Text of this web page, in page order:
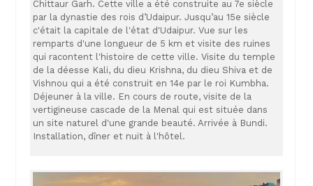
Chittaur Garh. Cette ville a été construite au 7e siècle
par la dynastie des rois d’Udaipur. Jusqu’au 15e siècle
c'était la capitale de l'état d'Udaipur. Vue sur les
remparts d'une longueur de 5 km et visite des ruines
qui racontent l'histoire de cette ville. Visite du temple
de la déesse Kali, du dieu Krishna, du dieu Shiva et de
Vishnou qui a été construit en 14e par le roi Kumbha.
Déjeuner à la ville. En cours de route, visite de la
vertigineuse cascade de la Menal qui est située dans
un site naturel d'une grande beauté. Arrivée à Bundi.
Installation, dîner et nuit à l'hôtel.